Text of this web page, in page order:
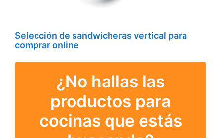
Selección de sandwicheras vertical para
comprar online
¿No hallas las
productos para
cocinas que estás